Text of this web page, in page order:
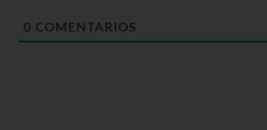
0 COMENTARIOS